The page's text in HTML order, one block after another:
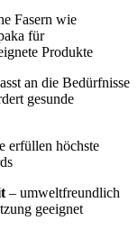
Fasern wie
für
Produkte
an die Bedürfnisse
gesunde
erfüllen höchste
– umweltfreundlich
geeignet